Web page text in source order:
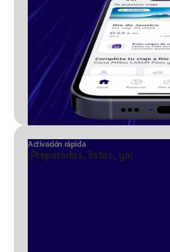
Activación rápida
¡Preparados, listos, ya!